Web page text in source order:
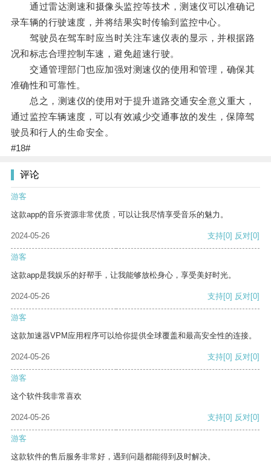
通过雷达测速和摄像头监控等技术，测速仪可以准确记
录车辆的行驶速度，并将结果实时传输到监控中心。
驾驶员在驾车时应当时关注车速仪表的显示，并根据路
况和标志合理控制车速，避免超速行驶。
交通管理部门也应加强对测速仪的使用和管理，确保其
准确性和可靠性。
总之，测速仪的使用对于提升道路交通安全意义重大，
通过监控车辆速度，可以有效减少交通事故的发生，保障驾
驶员和行人的生命安全。
#18#
评论
游客
这款app的音乐资源非常优质，可以让我尽情享受音乐的魅力。
2024-05-26 支持[0] 反对[0]
游客
这款app是我娱乐的好帮手，让我能够放松身心，享受美好时光。
2024-05-26 支持[0] 反对[0]
游客
这款加速器VPM应用程序可以给你提供全球覆盖和最高安全性的连接。
2024-05-26 支持[0] 反对[0]
游客
这个软件我非常喜欢
2024-05-26 支持[0] 反对[0]
游客
这款软件的售后服务非常好，遇到问题都能得到及时解决。